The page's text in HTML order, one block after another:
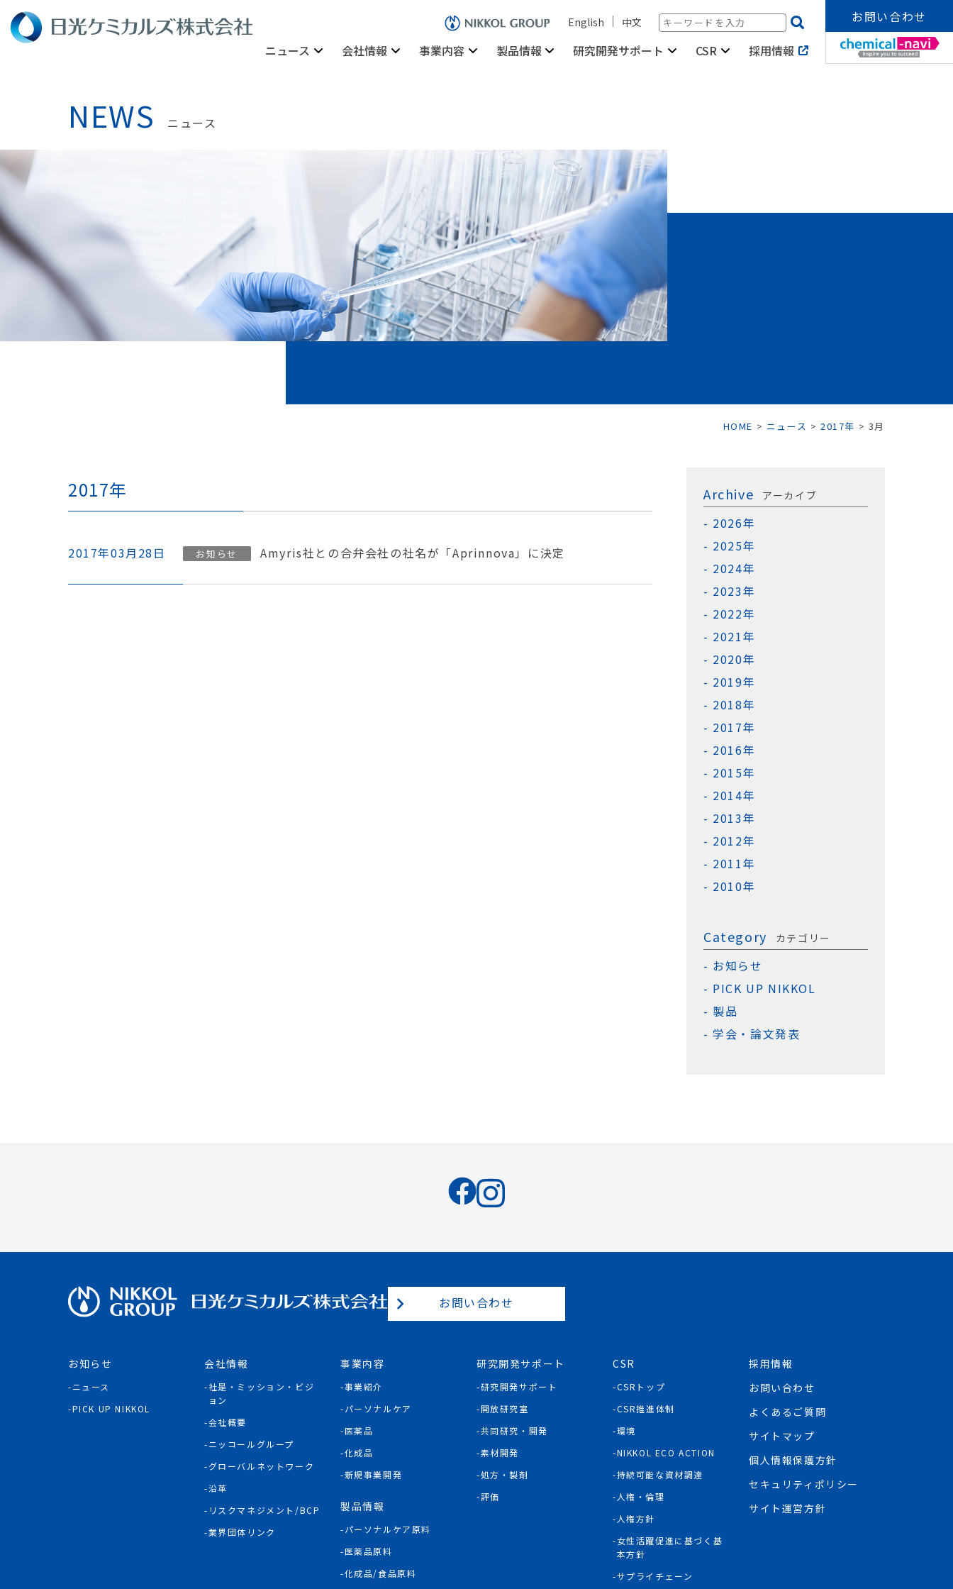
English 中文
ニュース 会社情報 事業内容 製品情報 研究開発サポート CSR 採用情報
お問い合わせ
NEWS ニュース
HOME > ニュース > 2017年 > 3月
2017年
2017年03月28日 お知らせ Amyris社との合弁会社の社名が「Aprinnova」に決定
Archive アーカイブ
2026年
2025年
2024年
2023年
2022年
2021年
2020年
2019年
2018年
2017年
2016年
2015年
2014年
2013年
2012年
2011年
2010年
Category カテゴリー
お知らせ
PICK UP NIKKOL
製品
学会・論文発表
お問い合わせ
お知らせ
ニュース
PICK UP NIKKOL
会社情報
社是・ミッション・ビジ
ョン
会社概要
ニッコールグループ
グローバルネットワーク
沿革
リスクマネジメント/BCP
業界団体リンク
事業内容
事業紹介
パーソナルケア
医薬品
化成品
新規事業開発
製品情報
パーソナルケア原料
医薬品原料
化成品/食品原料
研究開発サポート
研究開発サポート
開放研究室
共同研究・開発
素材開発
処方・製剤
評価
CSR
CSRトップ
CSR推進体制
環境
NIKKOL ECO ACTION
持続可能な資材調達
人権・倫理
人権方針
女性活躍促進に基づく基
本方針
サプライチェーン
採用情報
お問い合わせ
よくあるご質問
サイトマップ
個人情報保護方針
セキュリティポリシー
サイト運営方針